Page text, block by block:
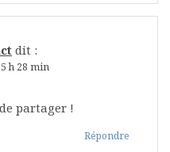
dit :
h 28 min
partager !
Répondre